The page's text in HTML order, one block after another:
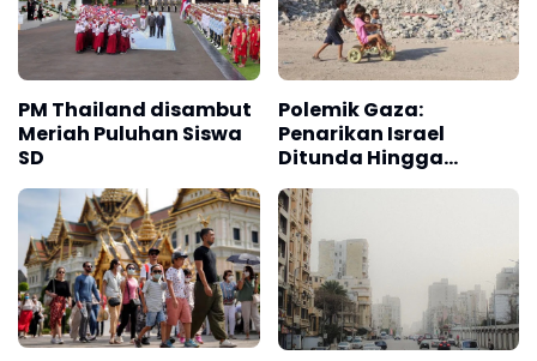
PM Thailand disambut
Meriah Puluhan Siswa
SD
Polemik Gaza:
Penarikan Israel
Ditunda Hingga
Hamas Lucuti Senjata